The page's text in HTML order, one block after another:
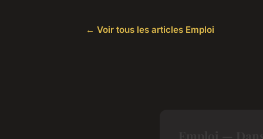
← Voir tous les articles Emploi